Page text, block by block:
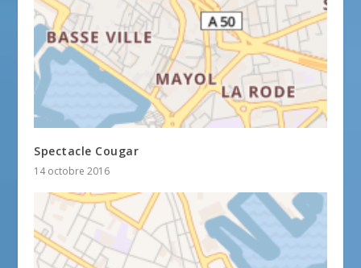
Spectacle Cougar
14 octobre 2016